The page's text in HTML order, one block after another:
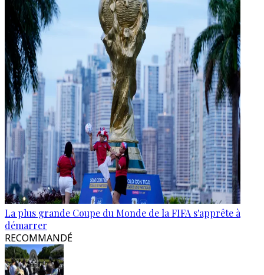
La plus grande Coupe du Monde de la FIFA s'apprête à
démarrer
RECOMMANDÉ